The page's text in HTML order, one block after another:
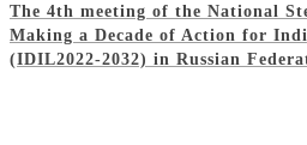
The 4th meeting of the National
Making a Decade of Action for
(IDIL2022-2032) in Russian